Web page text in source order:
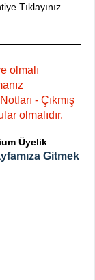
Tıklayınız.
olmalı
- Çıkmış
olmalıdır.
Üyelik
Gitmek